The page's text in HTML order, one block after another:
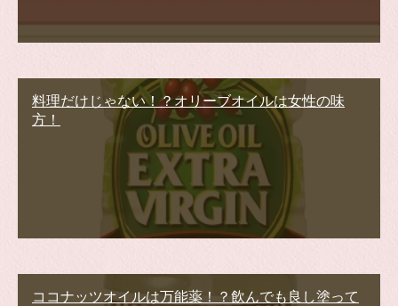
料理だけじゃない！？オリーブオイルは女性の味
方！
ココナッツオイルは万能薬！？飲んでも良し塗って